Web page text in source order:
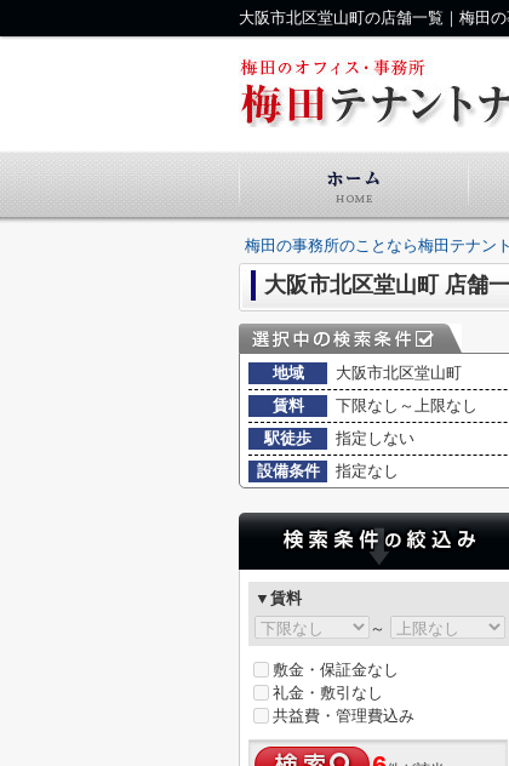
大阪市北区堂山町の店舗一覧｜梅田
梅田の事務所のことなら梅田テナン
大阪市北区堂山町 店舗
地域
大阪市北区堂山町
賃料
下限なし～上限なし
駅徒歩
指定しない
設備条件
指定なし
▼賃料
～
敷金・保証金なし
礼金・敷引なし
共益費・管理費込み